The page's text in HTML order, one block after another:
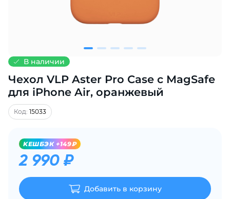
В наличии
Чехол VLP Aster Pro Case с MagSafe
для iPhone Air, оранжевый
Код: 15033
KЕШБЭК +149₽
2 990 ₽
Добавить в корзину
% картой любого банка
Получайте товар
выбранный способом
списываться
по25%каждые 2 недели
Подробнее